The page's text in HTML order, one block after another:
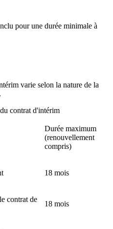
pour une durée minimale à
varie selon la nature de la
contrat d'intérim
Durée maximum
(renouvellement
compris)
18 mois
contrat de
18 mois